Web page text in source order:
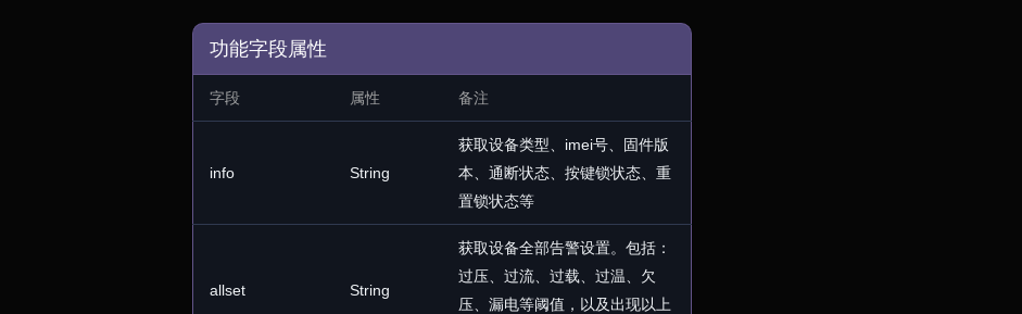
功能字段属性
字段 属性 备注
info String
获取设备类型、imei号、固件版
本、通断状态、按键锁状态、重
置锁状态等
allset String
获取设备全部告警设置。包括：
过压、过流、过载、过温、欠
压、漏电等阈值，以及出现以上